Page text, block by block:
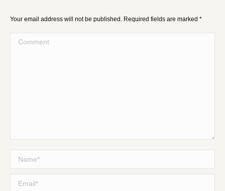
Your email address will not be published. Required fields are marked *
Comment
Name *
Email *